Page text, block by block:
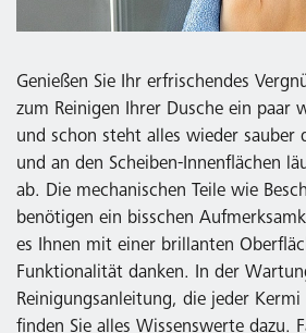
Genießen Sie Ihr erfrischendes
zum Reinigen Ihrer Dusche ein paar
und schon steht alles wieder sauber
und an den Scheiben-Innenflächen
ab. Die mechanischen Teile wie
benötigen ein bisschen
es Ihnen mit einer brillanten
Funktionalität danken. In der
Reinigungsanleitung, die jeder Kermi
finden Sie alles Wissenswerte dazu.